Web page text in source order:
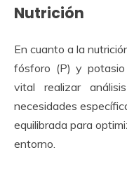
Nutrición
En cuanto a la
fósforo (P) y potasio
vital realizar
necesidades
equilibrada para
entorno.